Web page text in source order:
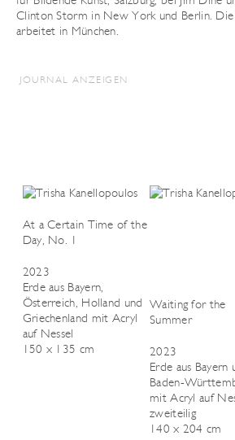
Clinton Storm in New York und Berlin.
arbeitet in München.
JOURNAL ANZEIGEN
At a Certain Time of the
Day, No. 1
2023
Erde aus Bayern,
Österreich, Holland und
Griechenland mit Acryl
auf Nessel
150 x 135 cm
Waiting for the
Summer
2023
Erde aus Bayern
Baden-
mit Acryl auf
zweiteilig
140 x 204 cm